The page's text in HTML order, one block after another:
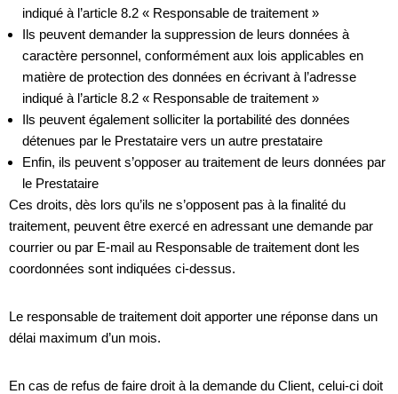
indiqué à l’article 8.2 « Responsable de traitement »
Ils peuvent demander la suppression de leurs données à
caractère personnel, conformément aux lois applicables en
matière de protection des données en écrivant à l’adresse
indiqué à l’article 8.2 « Responsable de traitement »
Ils peuvent également solliciter la portabilité des données
détenues par le Prestataire vers un autre prestataire
Enfin, ils peuvent s’opposer au traitement de leurs données par
le Prestataire
Ces droits, dès lors qu’ils ne s’opposent pas à la finalité du
traitement, peuvent être exercé en adressant une demande par
courrier ou par E-mail au Responsable de traitement dont les
coordonnées sont indiquées ci-dessus.
Le responsable de traitement doit apporter une réponse dans un
délai maximum d’un mois.
En cas de refus de faire droit à la demande du Client, celui-ci doit